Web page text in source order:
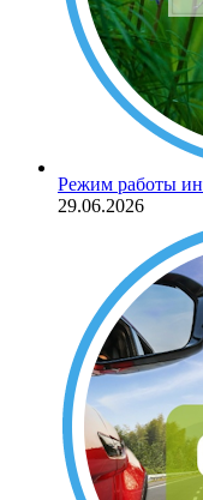
Режим работы
29.06.2026